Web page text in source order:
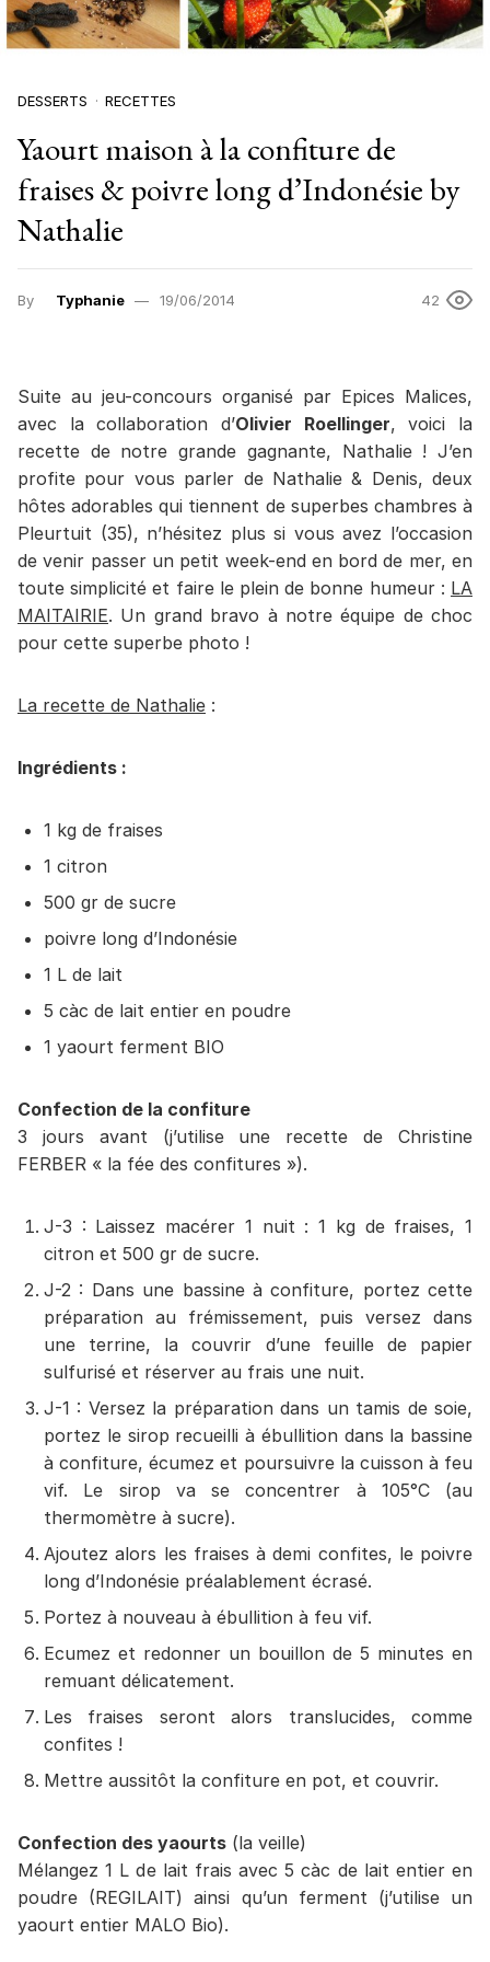
DESSERTS RECETTES
Yaourt maison à la confiture de
fraises & poivre long d’Indonésie by
Nathalie
By Typhanie 19/06/2014 42
Suite au jeu-concours organisé par Epices Malices,
avec la collaboration d’Olivier Roellinger, voici la
recette de notre grande gagnante, Nathalie ! J’en
profite pour vous parler de Nathalie & Denis, deux
hôtes adorables qui tiennent de superbes chambres à
Pleurtuit (35), n’hésitez plus si vous avez l’occasion
de venir passer un petit week-end en bord de mer, en
toute simplicité et faire le plein de bonne humeur : LA
MAITAIRIE. Un grand bravo à notre équipe de choc
pour cette superbe photo !
La recette de Nathalie :
Ingrédients :
1 kg de fraises
1 citron
500 gr de sucre
poivre long d’Indonésie
1 L de lait
5 càc de lait entier en poudre
1 yaourt ferment BIO
Confection de la confiture
3 jours avant (j’utilise une recette de Christine
FERBER « la fée des confitures »).
J-3 : Laissez macérer 1 nuit : 1 kg de fraises, 1
citron et 500 gr de sucre.
J-2 : Dans une bassine à confiture, portez cette
préparation au frémissement, puis versez dans
une terrine, la couvrir d’une feuille de papier
sulfurisé et réserver au frais une nuit.
J-1 : Versez la préparation dans un tamis de soie,
portez le sirop recueilli à ébullition dans la bassine
à confiture, écumez et poursuivre la cuisson à feu
vif. Le sirop va se concentrer à 105°C (au
thermomètre à sucre).
Ajoutez alors les fraises à demi confites, le poivre
long d’Indonésie préalablement écrasé.
Portez à nouveau à ébullition à feu vif.
Ecumez et redonner un bouillon de 5 minutes en
remuant délicatement.
Les fraises seront alors translucides, comme
confites !
Mettre aussitôt la confiture en pot, et couvrir.
Confection des yaourts (la veille)
Mélangez 1 L de lait frais avec 5 càc de lait entier en
poudre (REGILAIT) ainsi qu’un ferment (j’utilise un
yaourt entier MALO Bio).